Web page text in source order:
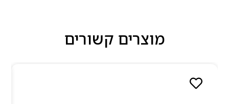
מוצרים קשורים